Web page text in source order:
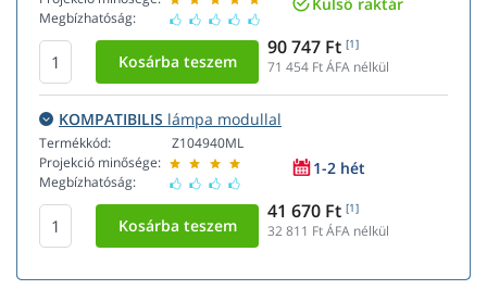
Megbízhatóság:
90 747 Ft [1]
71 454 Ft ÁFA nélkül
KOMPATIBILIS lámpa modullal
Termékkód:
Projekció minősége:
Megbízhatóság:
Z104940ML
1-2 hét
41 670 Ft [1]
32 811 Ft ÁFA nélkül